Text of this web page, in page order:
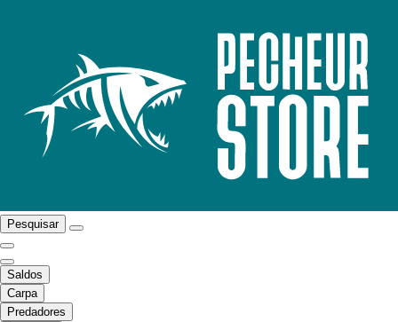
Pesquisar
Saldos
Carpa
Predadores